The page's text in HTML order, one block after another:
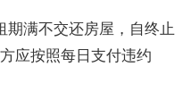
满不交还房屋，自终止
应按照每日支付违约